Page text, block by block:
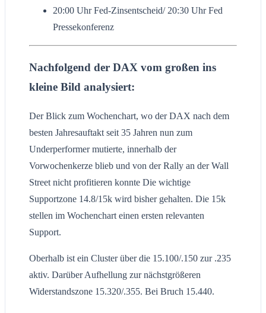
20:00 Uhr Fed-Zinsentscheid/ 20:30 Uhr Fed
Pressekonferenz
Nachfolgend der DAX vom großen ins
kleine Bild analysiert:
Der Blick zum Wochenchart, wo der DAX nach dem
besten Jahresauftakt seit 35 Jahren nun zum
Underperformer mutierte, innerhalb der
Vorwochenkerze blieb und von der Rally an der Wall
Street nicht profitieren konnte Die wichtige
Supportzone 14.8/15k wird bisher gehalten. Die 15k
stellen im Wochenchart einen ersten relevanten
Support.
Oberhalb ist ein Cluster über die 15.100/.150 zur .235
aktiv. Darüber Aufhellung zur nächstgrößeren
Widerstandszone 15.320/.355. Bei Bruch 15.440.